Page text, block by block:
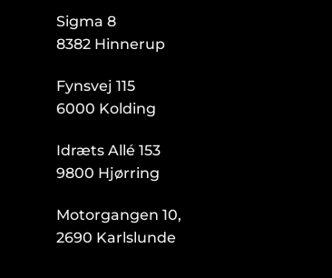
Sigma 8
8382 Hinnerup
Fynsvej 115
6000 Kolding
Idræts Allé 153
9800 Hjørring
Motorgangen 10,
2690 Karlslunde